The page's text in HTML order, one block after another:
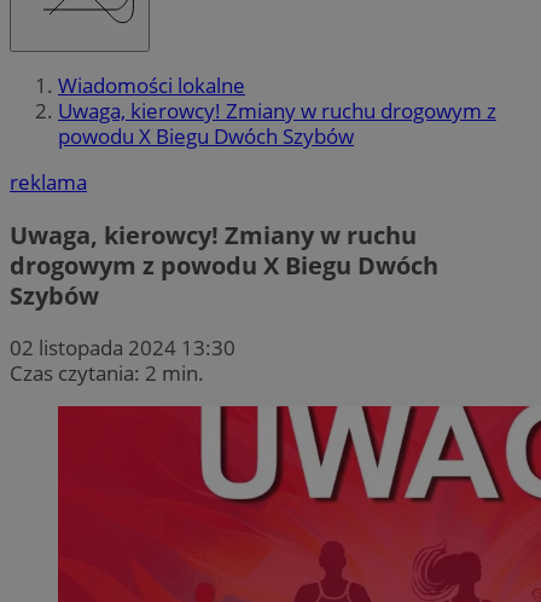
Wiadomości lokalne
Uwaga, kierowcy! Zmiany w ruchu drogowym z
powodu X Biegu Dwóch Szybów
reklama
Uwaga, kierowcy! Zmiany w ruchu
drogowym z powodu X Biegu Dwóch
Szybów
02 listopada 2024 13:30
Czas czytania: 2 min.